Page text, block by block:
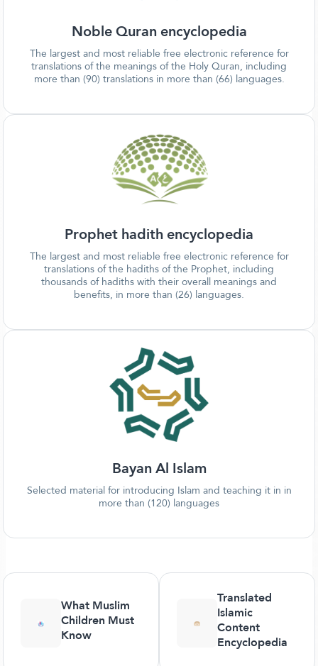
Noble Quran encyclopedia
The largest and most reliable free electronic reference for
translations of the meanings of the Holy Quran, including
more than (90) translations in more than (66) languages.
Prophet hadith encyclopedia
The largest and most reliable free electronic reference for
translations of the hadiths of the Prophet, including
thousands of hadiths with their overall meanings and
benefits, in more than (26) languages.
Bayan Al Islam
Selected material for introducing Islam and teaching it in in
more than (120) languages
What Muslim
Children Must
Know
Translated
Islamic
Content
Encyclopedia